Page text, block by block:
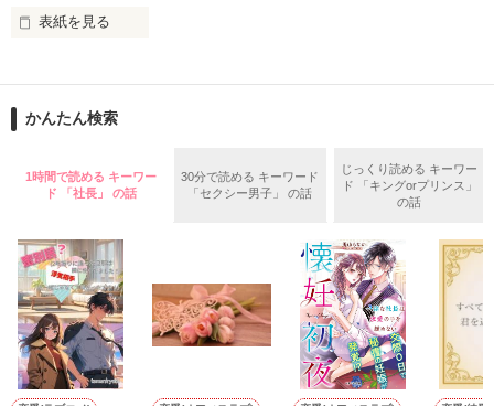
･*†*･ﾟﾟ･*†*･ﾟﾟ･*†*･ﾟﾟ･*†*･ﾟ°•·
大富豪シリーズ 航空王編
※こちらは最後の一章とエピローグを残しての公開としていま
す。
これで完結ではありませんのでご注意くださいませ。
ぜひ10月発売の書籍で、
最後まで見届けていただけたら幸いです！
2024.08.30
表紙を見る
副社長の秘書につくことになった
やがて互いの秘密を知り
果たして秘密の真相は？
互いのピンチを救えるのか？
そして行き着く二人の関係は…？
⁎.·˖*✩読んで下さった皆様、
いいね！やひとこと感想を下さった皆様も、
本当にありがとうございます✩*˖·.⁎
かんたん検索
1時間で読める キーワー
ド 「社長」 の話
30分で読める キーワード
「セクシー男子」 の話
じっくり読める キーワー
ド 「キングorプリンス」
の話